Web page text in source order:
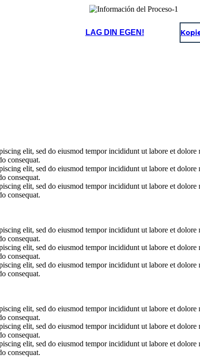
LAG DIN EGEN!
elit, sed do eiusmod tempor incididunt ut labore et
consequat.
elit, sed do eiusmod tempor incididunt ut labore et
consequat.
elit, sed do eiusmod tempor incididunt ut labore et
consequat.
elit, sed do eiusmod tempor incididunt ut labore et
consequat.
elit, sed do eiusmod tempor incididunt ut labore et
consequat.
elit, sed do eiusmod tempor incididunt ut labore et
consequat.
elit, sed do eiusmod tempor incididunt ut labore et
consequat.
elit, sed do eiusmod tempor incididunt ut labore et
consequat.
elit, sed do eiusmod tempor incididunt ut labore et
consequat.